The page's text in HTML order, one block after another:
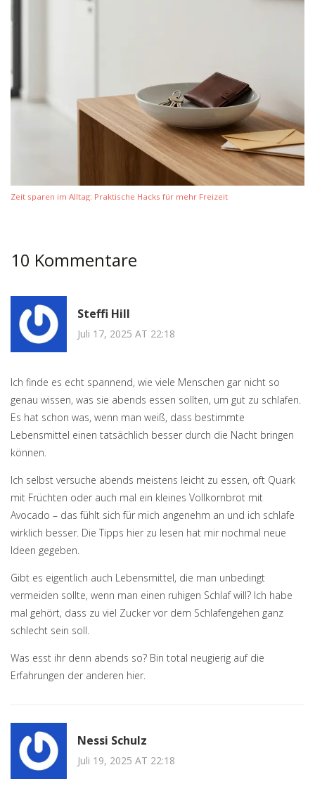
Zeit sparen im Alltag: Praktische Hacks für mehr Freizeit
10 Kommentare
Steffi Hill
Juli 17, 2025 AT 22:18
Ich finde es echt spannend, wie viele Menschen gar nicht so
genau wissen, was sie abends essen sollten, um gut zu schlafen.
Es hat schon was, wenn man weiß, dass bestimmte
Lebensmittel einen tatsächlich besser durch die Nacht bringen
können.
Ich selbst versuche abends meistens leicht zu essen, oft Quark
mit Früchten oder auch mal ein kleines Vollkornbrot mit
Avocado – das fühlt sich für mich angenehm an und ich schlafe
wirklich besser. Die Tipps hier zu lesen hat mir nochmal neue
Ideen gegeben.
Gibt es eigentlich auch Lebensmittel, die man unbedingt
vermeiden sollte, wenn man einen ruhigen Schlaf will? Ich habe
mal gehört, dass zu viel Zucker vor dem Schlafengehen ganz
schlecht sein soll.
Was esst ihr denn abends so? Bin total neugierig auf die
Erfahrungen der anderen hier.
Nessi Schulz
Juli 19, 2025 AT 22:18